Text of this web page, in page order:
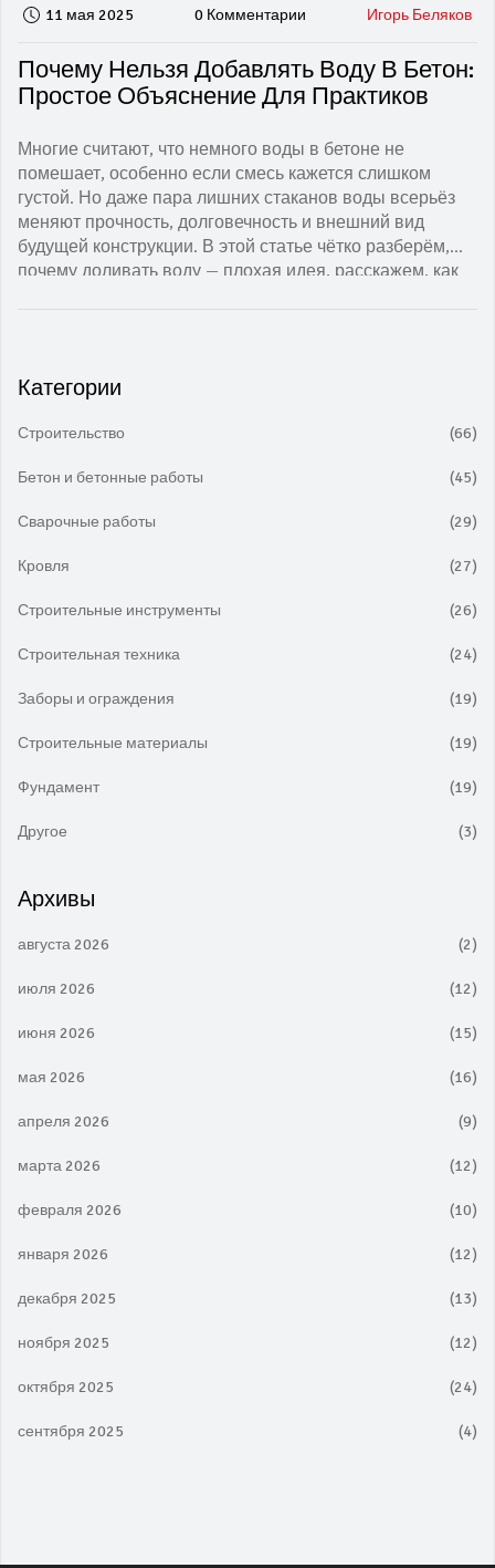
11 мая 2025 0 Комментарии Игорь Беляков
Почему Нельзя Добавлять Воду В Бетон:
Простое Объяснение Для Практиков
Многие считают, что немного воды в бетоне не
помешает, особенно если смесь кажется слишком
густой. Но даже пара лишних стаканов воды всерьёз
меняют прочность, долговечность и внешний вид
будущей конструкции. В этой статье чётко разберём,
почему доливать воду — плохая идея, расскажем, как
Категории
Строительство (66)
Бетон и бетонные работы (45)
Сварочные работы (29)
Кровля (27)
Строительные инструменты (26)
Строительная техника (24)
Заборы и ограждения (19)
Строительные материалы (19)
Фундамент (19)
Другое (3)
Архивы
августа 2026 (2)
июля 2026 (12)
июня 2026 (15)
мая 2026 (16)
апреля 2026 (9)
марта 2026 (12)
февраля 2026 (10)
января 2026 (12)
декабря 2025 (13)
ноября 2025 (12)
октября 2025 (24)
сентября 2025 (4)